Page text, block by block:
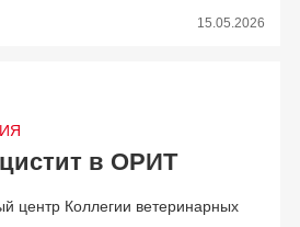
15.05.2026
в ОРИТ
центр Коллегии ветеринарных